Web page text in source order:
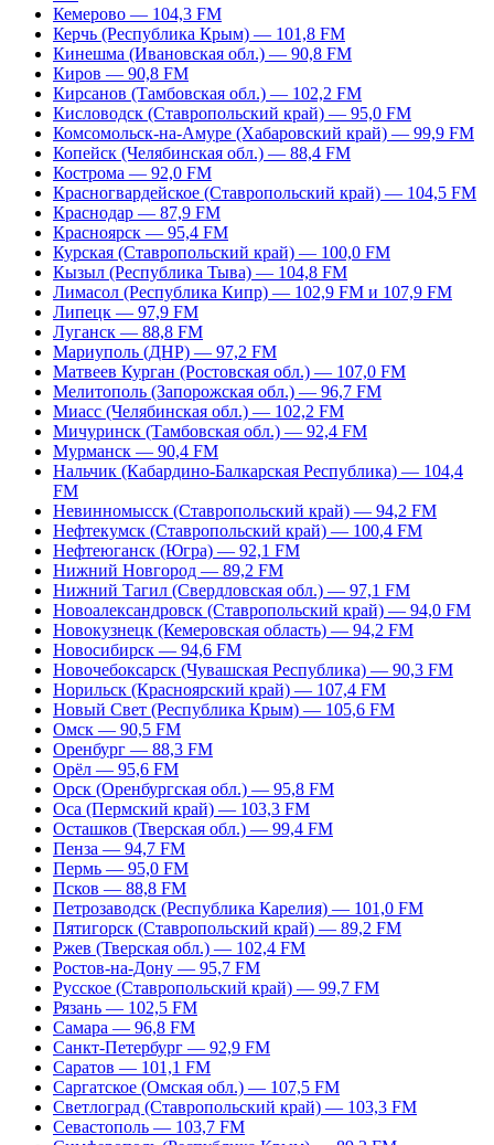
Кемерово — 104,3 FM
Керчь (Республика Крым) — 101,8 FM
Кинешма (Ивановская обл.) — 90,8 FM
Киров — 90,8 FM
Кирсанов (Тамбовская обл.) — 102,2 FM
Кисловодск (Ставропольский край) — 95,0 FM
Комсомольск-на-Амуре (Хабаровский край) — 99,9 FM
Копейск (Челябинская обл.) — 88,4 FM
Кострома — 92,0 FM
Красногвардейское (Ставропольский край) — 104,5 FM
Краснодар — 87,9 FM
Красноярск — 95,4 FM
Курская (Ставропольский край) — 100,0 FM
Кызыл (Республика Тыва) — 104,8 FM
Лимасол (Республика Кипр) — 102,9 FM и 107,9 FM
Липецк — 97,9 FM
Луганск — 88,8 FM
Мариуполь (ДНР) — 97,2 FM
Матвеев Курган (Ростовская обл.) — 107,0 FM
Мелитополь (Запорожская обл.) — 96,7 FM
Миасс (Челябинская обл.) — 102,2 FM
Мичуринск (Тамбовская обл.) — 92,4 FM
Мурманск — 90,4 FM
Нальчик (Кабардино-Балкарская Республика) — 104,4
FM
Невинномысск (Ставропольский край) — 94,2 FM
Нефтекумск (Ставропольский край) — 100,4 FM
Нефтеюганск (Югра) — 92,1 FM
Нижний Новгород — 89,2 FM
Нижний Тагил (Свердловская обл.) — 97,1 FM
Новоалександровск (Ставропольский край) — 94,0 FM
Новокузнецк (Кемеровская область) — 94,2 FM
Новосибирск — 94,6 FM
Новочебоксарск (Чувашская Республика) — 90,3 FM
Норильск (Красноярский край) — 107,4 FM
Новый Свет (Республика Крым) — 105,6 FM
Омск — 90,5 FM
Оренбург — 88,3 FM
Орёл — 95,6 FM
Орск (Оренбургская обл.) — 95,8 FM
Оса (Пермский край) — 103,3 FM
Осташков (Тверская обл.) — 99,4 FM
Пенза — 94,7 FM
Пермь — 95,0 FM
Псков — 88,8 FM
Петрозаводск (Республика Карелия) — 101,0 FM
Пятигорск (Ставропольский край) — 89,2 FM
Ржев (Тверская обл.) — 102,4 FM
Ростов-на-Дону — 95,7 FM
Русское (Ставропольский край) — 99,7 FM
Рязань — 102,5 FM
Самара — 96,8 FM
Санкт-Петербург — 92,9 FM
Саратов — 101,1 FM
Саргатское (Омская обл.) — 107,5 FM
Светлоград (Ставропольский край) — 103,3 FM
Севастополь — 103,7 FM